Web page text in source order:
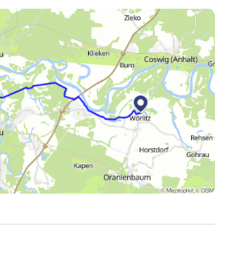
Insel – und tauchen in die
mit Gondelteich und
1769 bis 1773 im Auftrag von
Friedrich Franz von Anhalt.